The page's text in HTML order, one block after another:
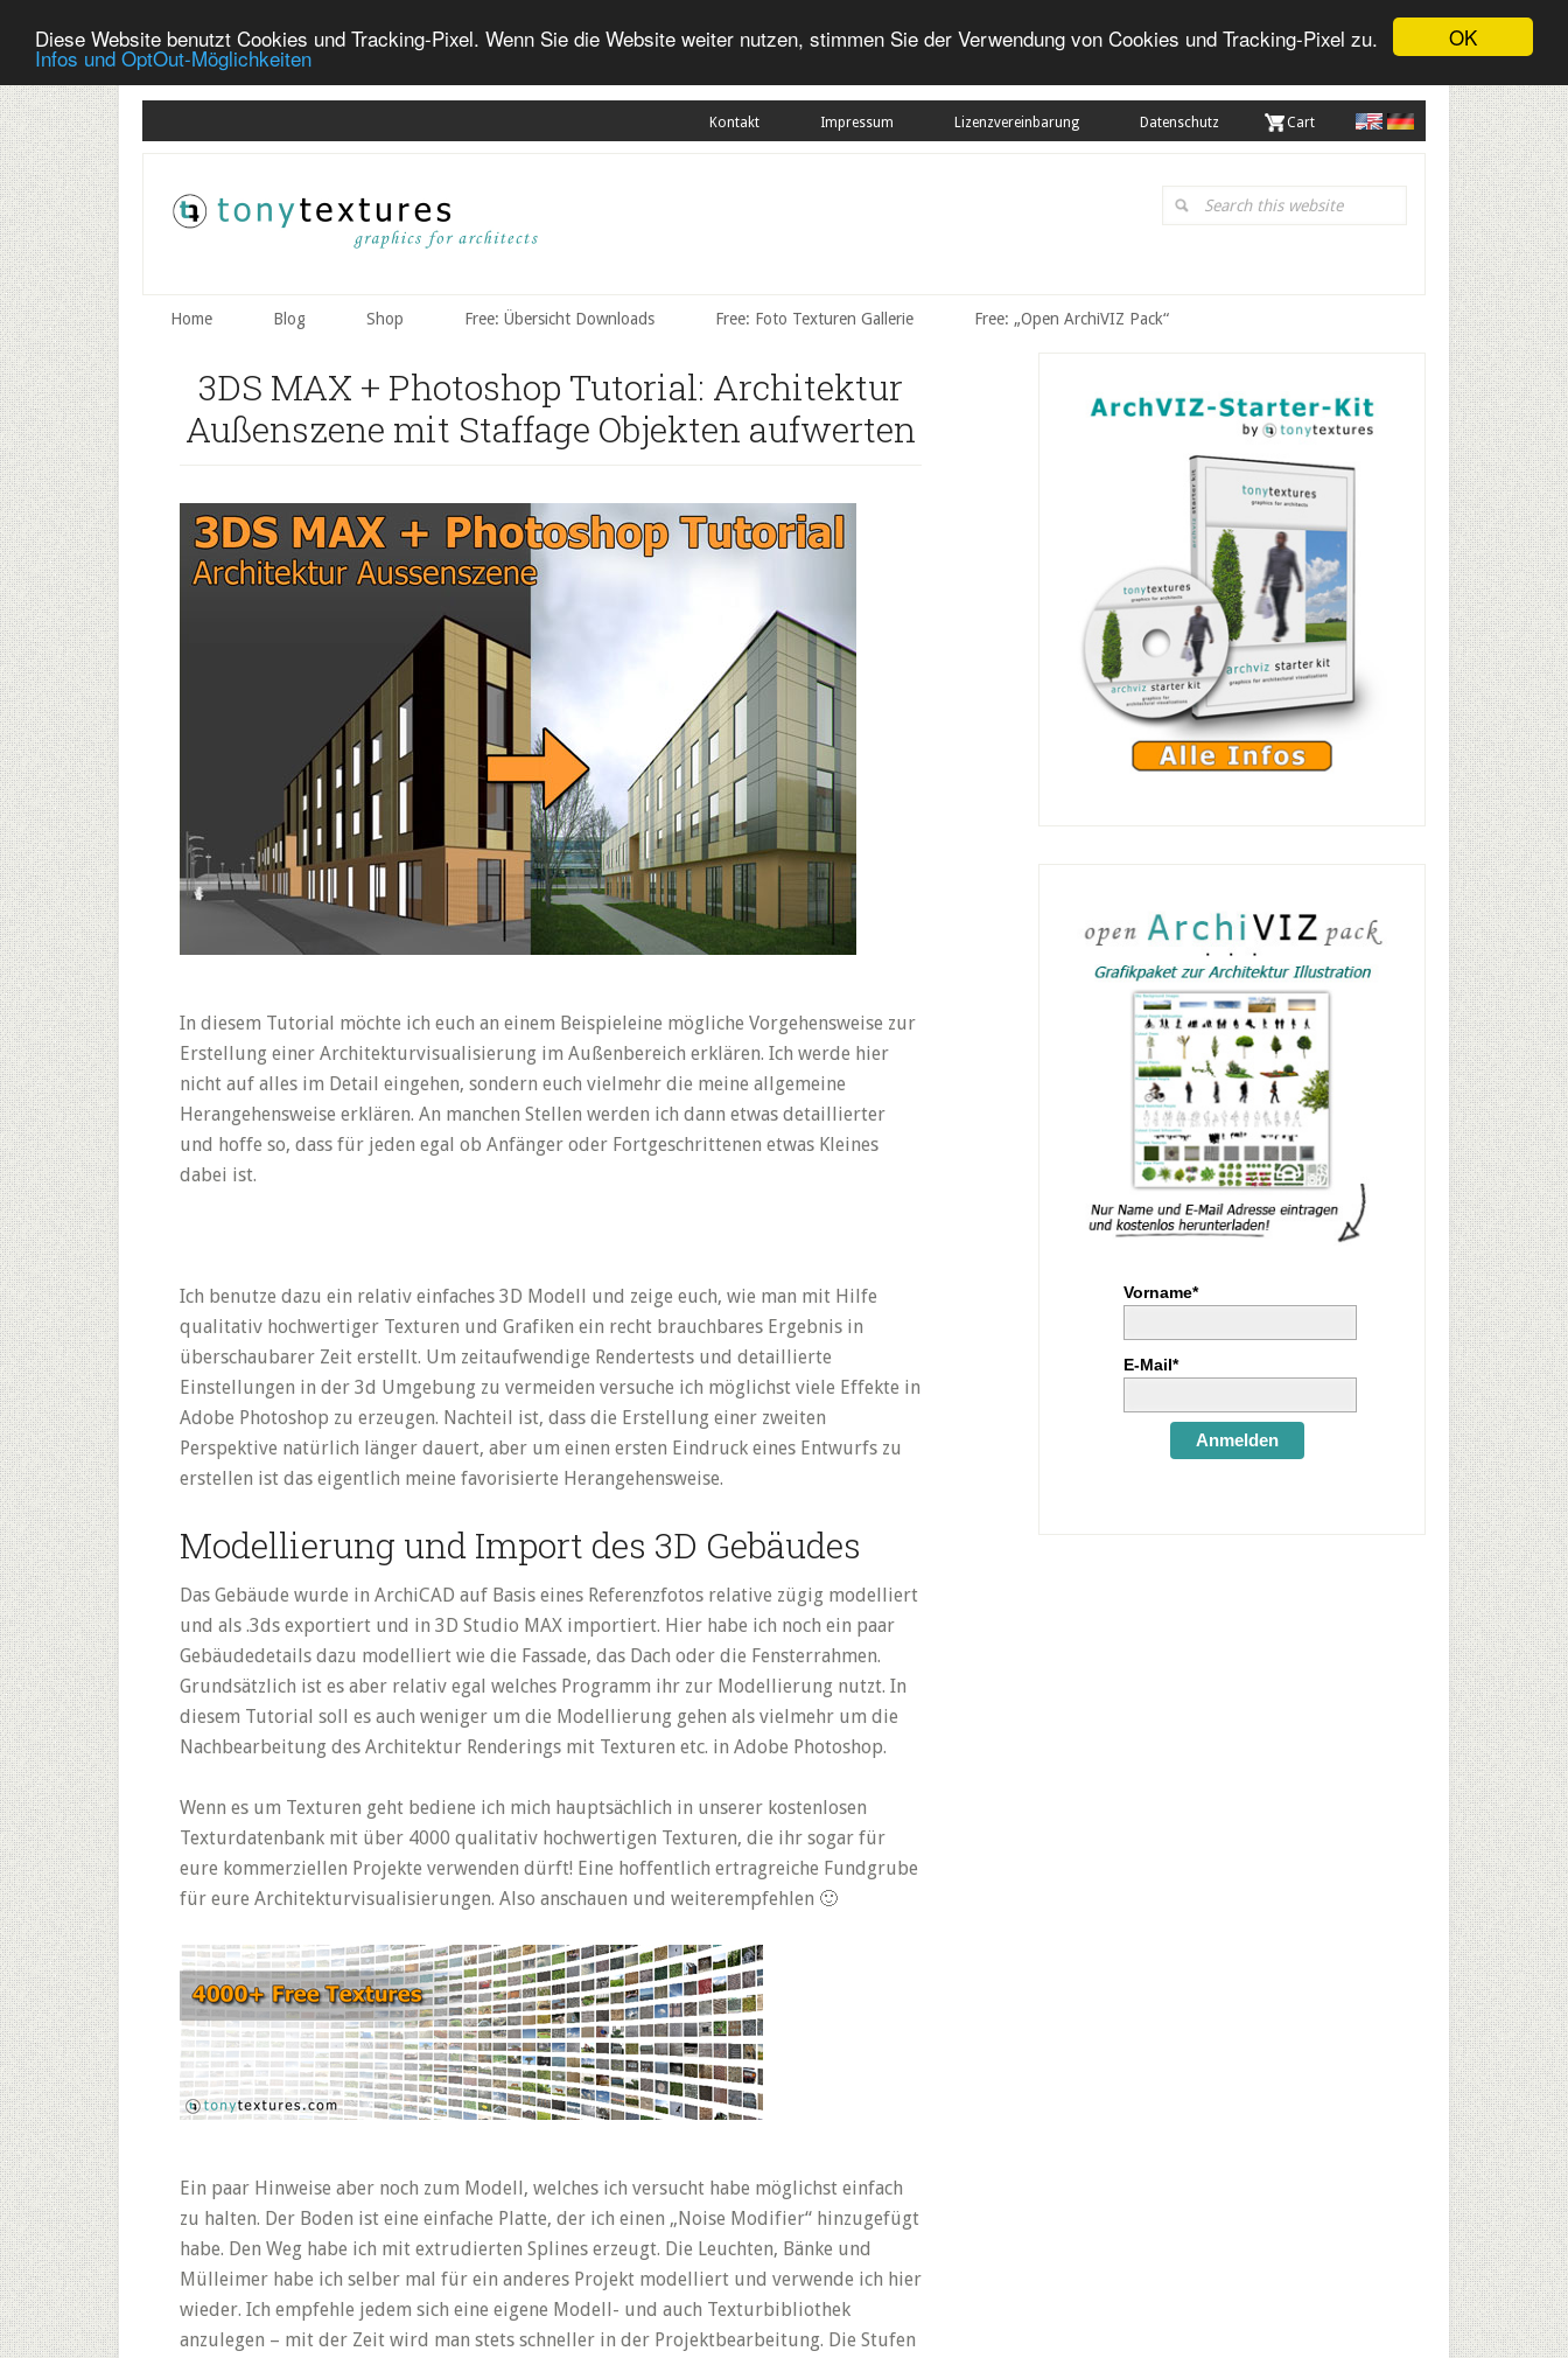
OK
Diese Website benutzt Cookies und Tracking-Pixel. Wenn Sie die Website weiter nutzen, stimmen Sie der Verwendung von Cookies und Tracking-Pixel zu.
Infos und OptOut-Möglichkeiten
Skip
to
secondary
menu
Skip
to
main
content
Skip
to
primary
sidebar
Kontakt Impressum Lizenzvereinbarung Datenschutz . Cart
Search
Home Blog Shop Free: Übersicht Downloads Free: Foto Texturen Gallerie Free: „Open ArchiVIZ Pack“
3DS MAX + Photoshop Tutorial: Architektur
Außenszene mit Staffage Objekten aufwerten
In diesem Tutorial möchte ich euch an einem Beispieleine mögliche Vorgehensweise zur
Erstellung einer Architekturvisualisierung im Außenbereich erklären. Ich werde hier
nicht auf alles im Detail eingehen, sondern euch vielmehr die meine allgemeine
Herangehensweise erklären. An manchen Stellen werden ich dann etwas detaillierter
und hoffe so, dass für jeden egal ob Anfänger oder Fortgeschrittenen etwas Kleines
dabei ist.
Ich benutze dazu ein relativ einfaches 3D Modell und zeige euch, wie man mit Hilfe
qualitativ hochwertiger Texturen und Grafiken ein recht brauchbares Ergebnis in
überschaubarer Zeit erstellt. Um zeitaufwendige Rendertests und detaillierte
Einstellungen in der 3d Umgebung zu vermeiden versuche ich möglichst viele Effekte in
Adobe Photoshop zu erzeugen. Nachteil ist, dass die Erstellung einer zweiten
Perspektive natürlich länger dauert, aber um einen ersten Eindruck eines Entwurfs zu
erstellen ist das eigentlich meine favorisierte Herangehensweise.
Modellierung und Import des 3D Gebäudes
Das Gebäude wurde in ArchiCAD auf Basis eines Referenzfotos relative zügig modelliert
und als .3ds exportiert und in 3D Studio MAX importiert. Hier habe ich noch ein paar
Gebäudedetails dazu modelliert wie die Fassade, das Dach oder die Fensterrahmen.
Grundsätzlich ist es aber relativ egal welches Programm ihr zur Modellierung nutzt. In
diesem Tutorial soll es auch weniger um die Modellierung gehen als vielmehr um die
Nachbearbeitung des Architektur Renderings mit Texturen etc. in Adobe Photoshop.
Wenn es um Texturen geht bediene ich mich hauptsächlich in unserer kostenlosen
Texturdatenbank mit über 4000 qualitativ hochwertigen Texturen, die ihr sogar für
eure kommerziellen Projekte verwenden dürft! Eine hoffentlich ertragreiche Fundgrube
für eure Architekturvisualisierungen. Also anschauen und weiterempfehlen 🙂
Ein paar Hinweise aber noch zum Modell, welches ich versucht habe möglichst einfach
zu halten. Der Boden ist eine einfache Platte, der ich einen „Noise Modifier“ hinzugefügt
habe. Den Weg habe ich mit extrudierten Splines erzeugt. Die Leuchten, Bänke und
Mülleimer habe ich selber mal für ein anderes Projekt modelliert und verwende ich hier
wieder. Ich empfehle jedem sich eine eigene Modell- und auch Texturbibliothek
anzulegen – mit der Zeit wird man stets schneller in der Projektbearbeitung. Die Stufen
Sidebar
Vorname*
E-Mail*
Anmelden